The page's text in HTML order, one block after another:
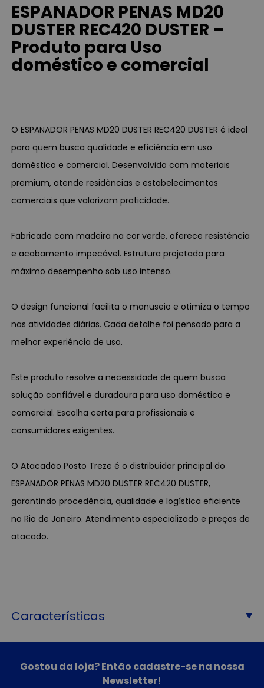
ESPANADOR PENAS MD20
DUSTER REC420 DUSTER –
Produto para Uso
doméstico e comercial
O ESPANADOR PENAS MD20 DUSTER REC420 DUSTER é ideal
para quem busca qualidade e eficiência em uso
doméstico e comercial. Desenvolvido com materiais
premium, atende residências e estabelecimentos
comerciais que valorizam praticidade.
Fabricado com madeira na cor verde, oferece resistência
e acabamento impecável. Estrutura projetada para
máximo desempenho sob uso intenso.
O design funcional facilita o manuseio e otimiza o tempo
nas atividades diárias. Cada detalhe foi pensado para a
melhor experiência de uso.
Este produto resolve a necessidade de quem busca
solução confiável e duradoura para uso doméstico e
comercial. Escolha certa para profissionais e
consumidores exigentes.
O Atacadão Posto Treze é o distribuidor principal do
ESPANADOR PENAS MD20 DUSTER REC420 DUSTER,
garantindo procedência, qualidade e logística eficiente
no Rio de Janeiro. Atendimento especializado e preços de
atacado.
Características
Gostou da loja? Então cadastre-se na nossa
Newsletter!